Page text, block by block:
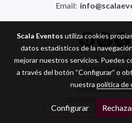
Email:
Aviso legal
Política de
Gestión de
Política de
Declaración de
Scala Eventos utiliza cookies
datos estadísticos de la
mejorar nuestros servicios. Puedes
a través del botón “Configurar” o
nuestra política de
Configurar